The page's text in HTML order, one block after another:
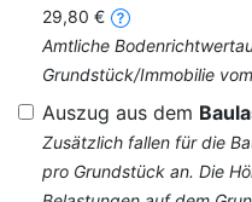
29,80 €
Amtliche
Grundstück/Immobilie
Auszug aus dem
Zusätzlich fallen für die
pro Grundstück an. Die